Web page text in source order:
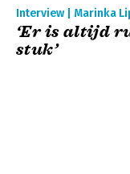
Interview | Marinka
‘Er is altijd
stuk’